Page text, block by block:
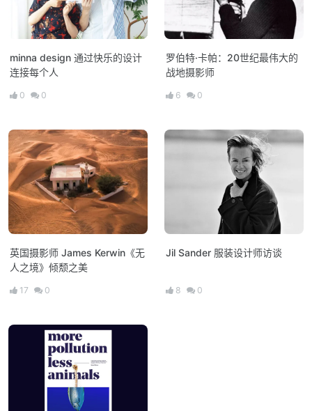
minna design 通过快乐的设计
连接每个人
0 0
罗伯特·卡帕：20世纪最伟大的
战地摄影师
6 0
英国摄影师 James Kerwin《无
人之境》倾颓之美
17 0
Jil Sander 服装设计师访谈
8 0